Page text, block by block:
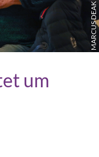
MARCUS DEAK
um